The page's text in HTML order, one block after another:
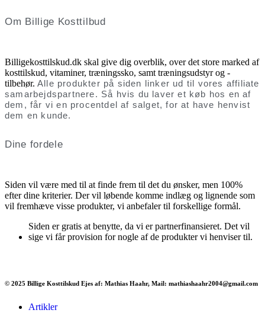
Om Billige Kosttilbud
Billigekosttilskud.dk skal give dig overblik, over det store marked af
kosttilskud, vitaminer, træningssko, samt træningsudstyr og -
tilbehør. Alle produkter på siden linker ud til vores affiliate
samarbejdspartnere. Så hvis du laver et køb hos en af
dem, får vi en procentdel af salget, for at have henvist
dem en kunde.
Dine fordele
Siden vil være med til at finde frem til det du ønsker, men 100%
efter dine kriterier. Der vil løbende komme indlæg og lignende som
vil fremhæve visse produkter, vi anbefaler til forskellige formål.
Siden er gratis at benytte, da vi er partnerfinansieret. Det vil
sige vi får provision for nogle af de produkter vi henviser til.
© 2025 Billige Kosttilskud Ejes af: Mathias Haahr, Mail: mathiashaahr2004@gmail.com
Artikler